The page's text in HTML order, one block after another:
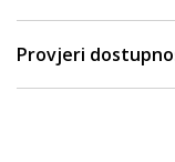
Provjeri